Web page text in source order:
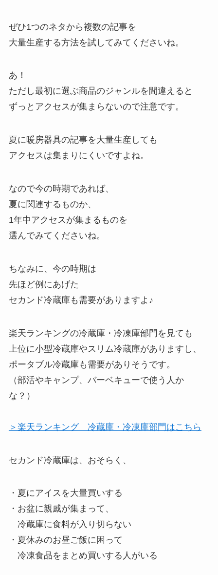
ぜひ1つのネタから複数の記事を
大量生産する方法を試してみてくださいね。
あ！
ただし最初に選ぶ商品のジャンルを間違えると
ずっとアクセスが集まらないので注意です。
夏に暖房器具の記事を大量生産しても
アクセスは集まりにくいですよね。
なので今の時期であれば、
夏に関連するものか、
1年中アクセスが集まるものを
選んでみてくださいね。
ちなみに、今の時期は
先ほど例にあげた
セカンド冷蔵庫も需要がありますよ♪
楽天ランキングの冷蔵庫・冷凍庫部門を見ても
上位に小型冷蔵庫やスリム冷蔵庫がありますし、
ポータブル冷蔵庫も需要がありそうです。
（部活やキャンプ、バーベキューで使う人か
な？）
＞楽天ランキング 冷蔵庫・冷凍庫部門はこちら
セカンド冷蔵庫は、おそらく、
・夏にアイスを大量買いする
・お盆に親戚が集まって、
冷蔵庫に食料が入り切らない
・夏休みのお昼ご飯に困って
冷凍食品をまとめ買いする人がいる